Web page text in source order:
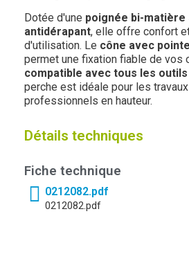
Dotée d'une poignée bi-matière
antidérapant, elle offre confort
d'utilisation. Le cône avec
permet une fixation fiable de vos
compatible avec tous les outils
perche est idéale pour les
professionnels en hauteur.
Détails techniques
Fiche technique
0212082.pdf
0212082.pdf